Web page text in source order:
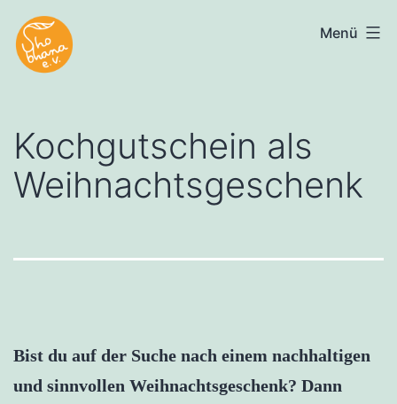
Zum
Inhalt
springen
Shobhana
e.V.
Menü
Kochgutschein als
Weihnachtsgeschenk
Bist du auf der Suche nach einem nachhaltigen
und sinnvollen Weihnachtsgeschenk? Dann